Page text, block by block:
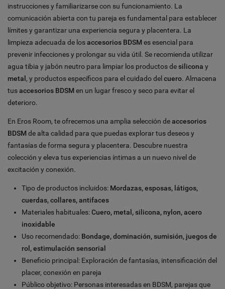
instrucciones y familiarizarse con su funcionamiento. La
comunicación abierta con tu pareja es fundamental para establecer
límites y garantizar una experiencia segura y placentera. La
limpieza adecuada de losaccesorios BDSMes esencial para
prevenir infecciones y prolongar su vida útil. Se recomienda utilizar
agua tibia y jabón neutro para limpiar los productos desilicona y
metal, y productos específicos para el cuidado delcuero. Almacena
tusaccesorios BDSMen un lugar fresco y seco para evitar el
deterioro.
En Eros Room, te ofrecemos una amplia selección deaccesorios
BDSMde alta calidad para que puedas explorar tus deseos y
fantasías de forma segura y placentera. Descubre nuestra
colección y eleva tus experiencias íntimas a un nuevo nivel de
excitación y conexión.
Tipo de productos incluidos: Mordazas, esposas, látigos,
cuerdas, collares, antifaces
Materiales habituales:Cuero, metal, silicona, nylon, acero
inoxidable
Uso recomendado: Bondage, dominación, sumisión, juegos de
rol, estimulación sensorial
Beneficio principal: Exploración de fantasías, intensificación del
placer, conexión en pareja
Público objetivo: Personas interesadas en BDSM, parejas que